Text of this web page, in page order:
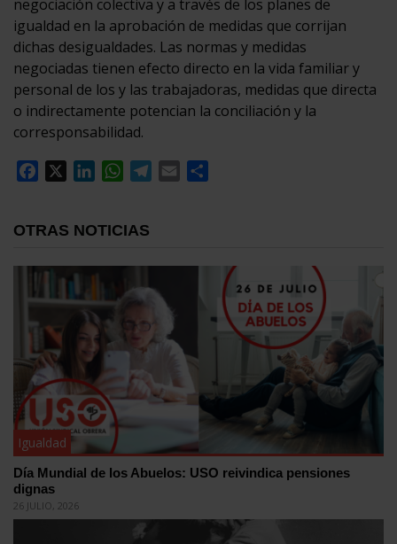
negociación colectiva y a través de los planes de
igualdad en la aprobación de medidas que corrijan
dichas desigualdades. Las normas y medidas
negociadas tienen efecto directo en la vida familiar y
personal de los y las trabajadoras, medidas que directa
o indirectamente potencian la conciliación y la
corresponsabilidad.
Facebook
LinkedInWhatsApp
Telegram
Email
OTRAS NOTICIAS
Igualdad
Día Mundial de los Abuelos: USO reivindica pensiones
dignas
26 JULIO, 2026